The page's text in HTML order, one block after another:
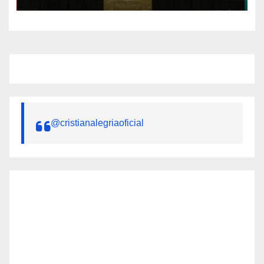
@cristianalegriaoficial